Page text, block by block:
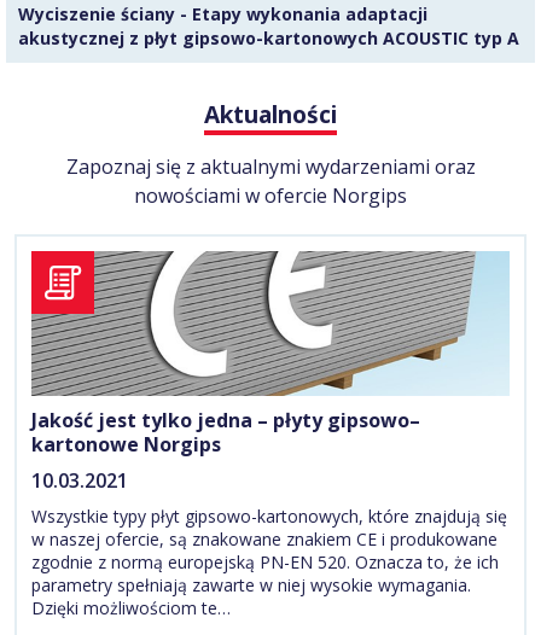
Wyciszenie ściany - Etapy wykonania adaptacji
akustycznej z płyt gipsowo-kartonowych ACOUSTIC typ A
Aktualności
Zapoznaj się z aktualnymi wydarzeniami oraz
nowościami w ofercie Norgips
Jakość jest tylko jedna – płyty gipsowo–
kartonowe Norgips
10.03.2021
Wszystkie typy płyt gipsowo-kartonowych, które znajdują się
w naszej ofercie, są znakowane znakiem CE i produkowane
zgodnie z normą europejską PN-EN 520. Oznacza to, że ich
parametry spełniają zawarte w niej wysokie wymagania.
Dzięki możliwościom te…